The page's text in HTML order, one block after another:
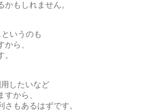
かもしれません。
いうのも
ら、
したいなど
から、
さもあるはずです。